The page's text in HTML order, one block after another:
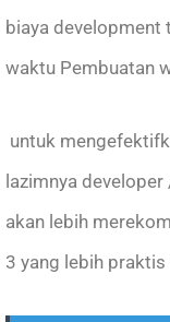
biaya development
waktu Pembuatan
untuk
lazimnya
akan lebih
3 yang lebih